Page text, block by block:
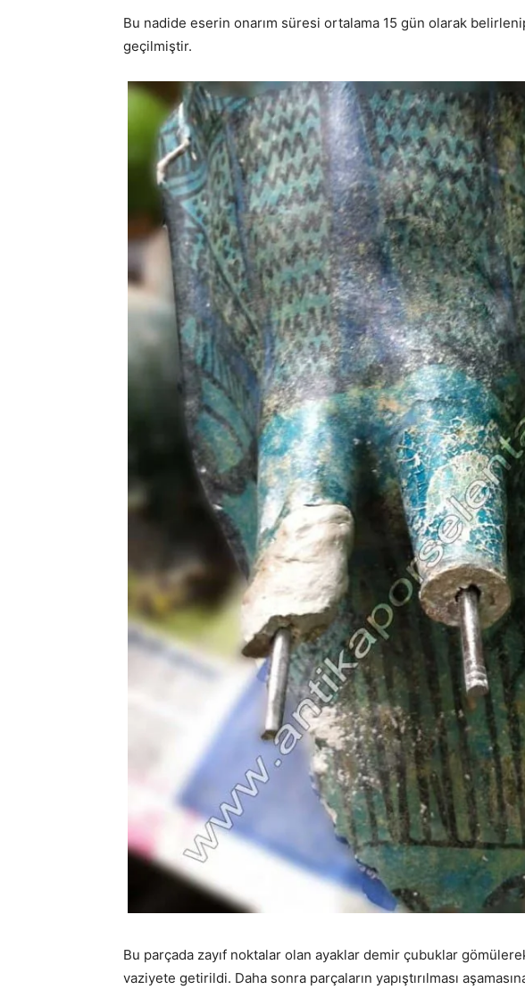
Bu nadide eserin onarım süresi ortalama 15 gün olarak
geçilmiştir.
Bu parçada zayıf noktalar olan ayaklar demir çubuklar
vaziyete getirildi. Daha sonra parçaların yapıştırılması